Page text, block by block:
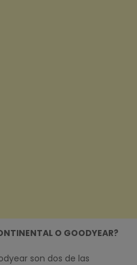
O GOODYEAR?
son dos de las